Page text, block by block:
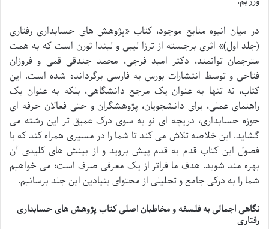
در میان انبوه منابع موجود، کتاب «پژوهش های حسابداری رفتاری
(جلد اول)» اثری برجسته از ترزا لیبی و لیندا ثورن است که به همت
مترجمان توانمند، دکتر امید فرجی، محمد جندقی قمی و فروزان
فتاحی و توسط انتشارات بورس به فارسی برگردانده شده است. این
کتاب، نه تنها به عنوان یک مرجع دانشگاهی، بلکه به عنوان یک
راهنمای عملی، برای دانشجویان، پژوهشگران و حتی فعالان حرفه ای
حوزه حسابداری، دریچه ای نو به سوی درک عمیق تر این رشته می
گشاید. این خلاصه تلاش می کند تا شما را در مسیری همراه کند که با
فصول این کتاب قدم به قدم پیش بروید و از بینش های کلیدی آن
بهره مند شوید. هدف ما فراتر از یک معرفی صرف است؛ می خواهیم
شما را به درکی جامع و تحلیلی از محتوای بنیادین این جلد برسانیم.
نگاهی اجمالی به فلسفه و مخاطبان اصلی کتاب پژوهش های حسابداری
رفتاری